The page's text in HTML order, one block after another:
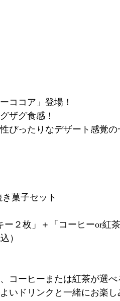
ココア」登場！
ザグ食感！
ぴったりなデザート感覚の
菓子セット
ー２枚」＋「コーヒーor紅
）
コーヒーまたは紅茶が選べ
いドリンクと一緒にお楽し